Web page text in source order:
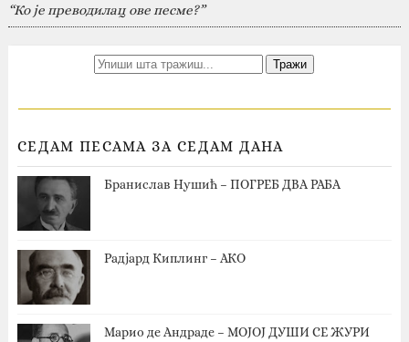
“Ко је преводилац ове песме?”
СЕДАМ ПЕСАМА ЗА СЕДАМ ДАНА
Бранислав Нушић – ПОГРЕБ ДВА РАБА
Радјард Киплинг – АКО
Марио де Андраде – МОЈОЈ ДУШИ СЕ ЖУРИ